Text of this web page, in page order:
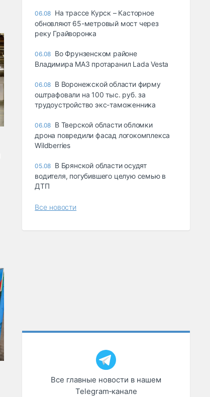
06.08 На трассе Курск – Касторное
обновляют 65-метровый мост через
реку Грайворонка
06.08 Во Фрунзенском районе
Владимира МАЗ протаранил Lada Vesta
06.08 В Воронежской области фирму
оштрафовали на 100 тыс. руб. за
трудоустройство экс-таможенника
06.08 В Тверской области обломки
дрона повредили фасад логокомплекса
Wildberries
05.08 В Брянской области осудят
водителя, погубившего целую семью в
ДТП
Все новости
Все главные новости в нашем
Telegram‑канале